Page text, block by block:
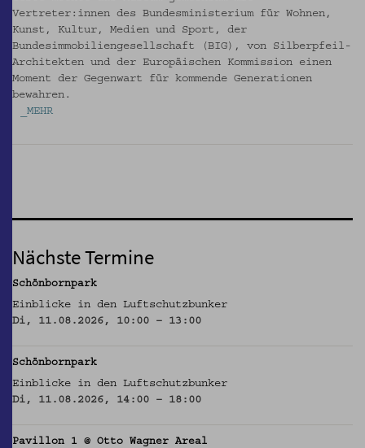
Vertreter:innen des Bundesministerium für Wohnen,
Kunst, Kultur, Medien und Sport, der
Bundesimmobiliengesellschaft (BIG), von Silberpfeil-
Architekten und der Europäischen Kommission einen
Moment der Gegenwart für kommende Generationen
bewahren.
_MEHR
Nächste Termine
Schönbornpark
Einblicke in den Luftschutzbunker
Di, 11.08.2026, 10:00 – 13:00
Schönbornpark
Einblicke in den Luftschutzbunker
Di, 11.08.2026, 14:00 – 18:00
Pavillon 1 @ Otto Wagner Areal